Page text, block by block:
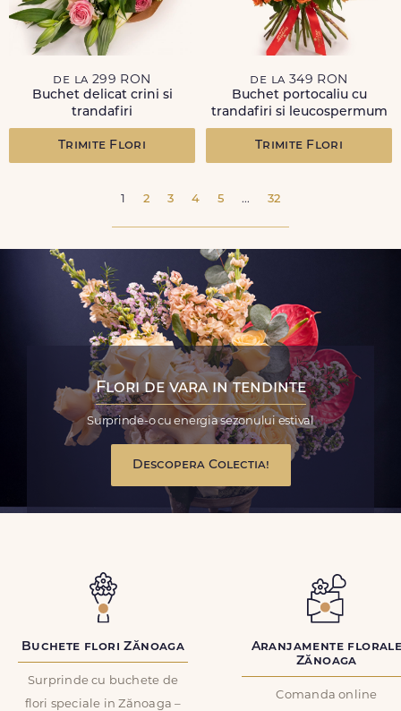
de la 299 RON
Buchet delicat crini si
trandafiri
Trimite Flori
de la 349 RON
Buchet portocaliu cu
trandafiri si leucospermum
Trimite Flori
1 2 3 4 5 ... 32
Flori de vara in tendinte
Surprinde-o cu energia sezonului estival
Descopera Colectia!
Buchete flori Zănoaga
Surprinde cu buchete de
flori speciale in Zănoaga –
Aranjamente
Zănoaga
Comanda online